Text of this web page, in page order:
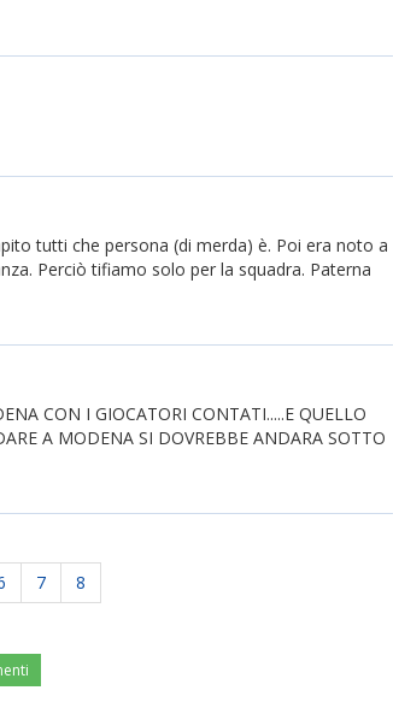
tutti che persona (di merda) è. Poi era noto a
Perciò tifiamo solo per la squadra. Paterna
CON I GIOCATORI CONTATI.....E QUELLO
A MODENA SI DOVREBBE ANDARA SOTTO
7 8